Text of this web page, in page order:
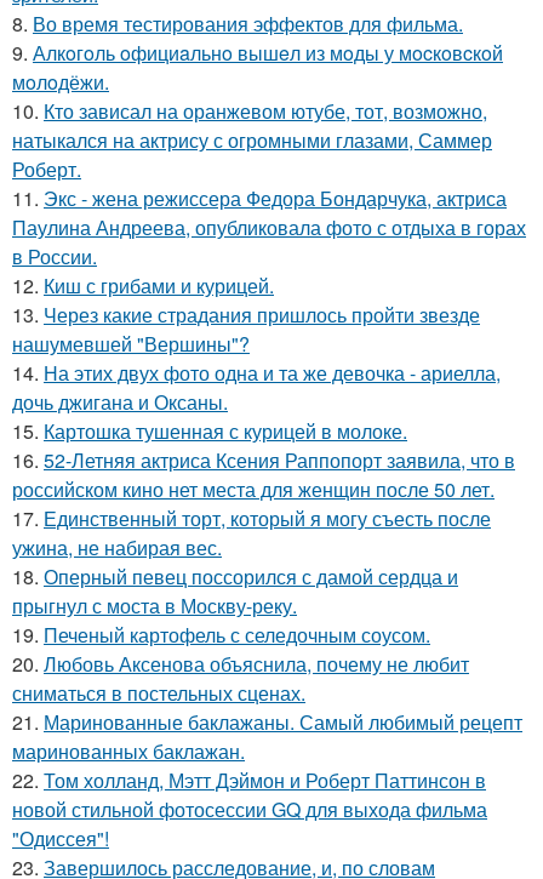
8. Во время тестирования эффектов для фильма.
9. Алкoгoль oфициaльнo вышeл из мoды у мocкoвcкoй
мoлoдёжи.
10. Кто зависал на оранжевом ютубе, тот, возможно,
натыкался на актрису с огромными глазами, Саммер
Роберт.
11. Экс - жена режиссера Федора Бондарчука, актриса
Паулина Андреева, опубликовала фото с отдыха в горах
в России.
12. Киш с грибами и курицей.
13. Через какие страдания пришлось пройти звезде
нашумевшей "Вершины"?
14. На этих двух фото одна и та же девочка - ариелла,
дочь джигана и Оксаны.
15. Картошка тушенная с курицей в молоке.
16. 52-Летняя актриса Ксения Раппопорт заявила, что в
российском кино нет места для женщин после 50 лет.
17. Единственный торт, который я могу съесть после
ужина, не набирая вес.
18. Оперный певец поссорился с дамой сердца и
прыгнул с моста в Москву-реку.
19. Печеный картофель с селедочным соусом.
20. Любовь Аксенова объяснила, почему не любит
сниматься в постельных сценах.
21. Маринованные баклажаны. Самый любимый рецепт
маринованных баклажан.
22. Том холланд, Мэтт Дэймон и Роберт Паттинсон в
новой стильной фотосессии GQ для выхода фильма
"Одиссея"!
23. Завершилось расследование, и, по словам